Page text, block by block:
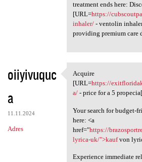
treatment ends here:
[URL=https://
inhaler/- ventolin
providing premium care
oiiyivuquc
a
11.11.2024
Adres
Acquire
Acquire
[URL=https://
a/- price for a 5
Your search for budget-
here: <a
href="https://
lyrica-uk/">kaufvon
Experience immediate